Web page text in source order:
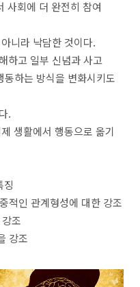
사회에 더 완전히 참여
니라 낙담한 것이다.
하고 일부 신념과 사고
하는 방식을 변화시키도
.
생활에서 행동으로 옮기
징
적인 관계형성에 대한 강조
조
강조